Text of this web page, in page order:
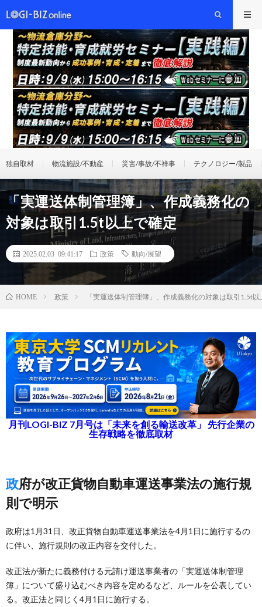
独自取材 物流施設/不動産 災害/事故/不祥事 テクノロジー/製品
「実運送体制管理簿」、作成義務化の
対象は取引1.5t以上で確定
2025.02.03 09:41:17 政策 動向/展望
HOME 政策 「実運送体制管理簿」、作成義務化の対象は取引1.5t
月刊LOGI-BIZ 7月号は「未来を創る輸送改革」 先行企業の
生存戦略を徹底取材
政府が改正貨物自動車運送事業法の施行規
則で明示
政府は1月31日、改正貨物自動車運送事業法を4月1日に施行するの
に伴い、施行規則の改正内容を交付した。
改正法が新たに義務付ける元請け運送事業者の「実運送体制管理
簿」について盛り込むべき内容を定めるなど、ルールを公表してい
る。改正法と同じく4月1日に施行する。